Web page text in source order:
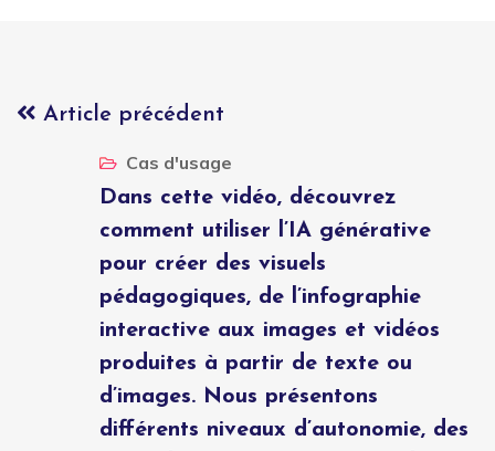
Article précédent
Cas d'usage
Dans cette vidéo, découvrez
comment utiliser l’IA générative
pour créer des visuels
pédagogiques, de l’infographie
interactive aux images et vidéos
produites à partir de texte ou
d’images. Nous présentons
différents niveaux d’autonomie, des